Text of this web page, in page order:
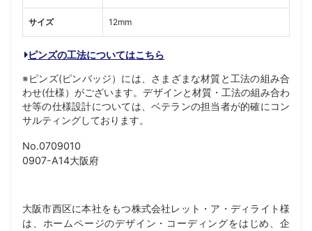
サイズ 12mm
ピンズの工法についてはこちら
※ピンズ(ピンバッジ）には、さまざまな材質と工法の組み合
わせ(仕様）がございます。デザインと材質・工法の組み合わ
せ等の仕様設計については、ベテランの担当者が的確にコン
サルティングしております。
No.0709010
0907-A14大阪府
大阪市西区に本社をもつ株式会社レット・ア・ディライト様
は、ホームページのデザイン・コーディングをはじめ、企